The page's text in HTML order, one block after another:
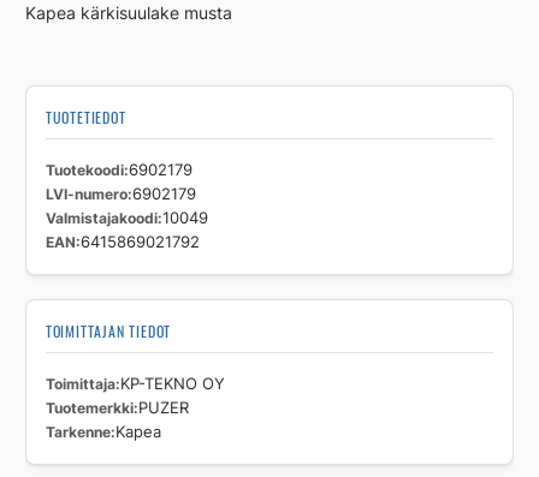
Kapea kärkisuulake musta
TUOTETIEDOT
Tuotekoodi 6902179
LVI-numero 6902179
Valmistajakoodi 10049
EAN 6415869021792
TOIMITTAJAN TIEDOT
Toimittaja KP-TEKNO OY
Tuotemerkki PUZER
Tarkenne Kapea